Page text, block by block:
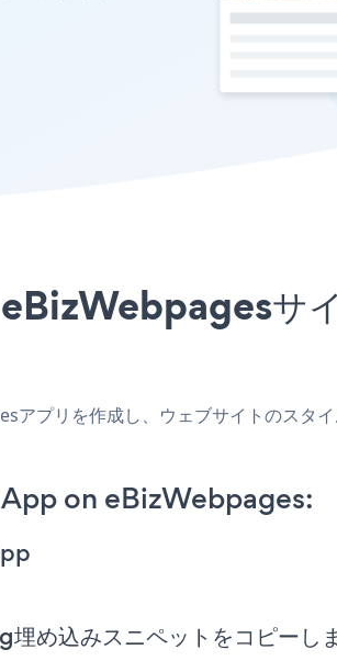
サイ
プリを作成し、ウェブサイトのスタ
on eBizWebpages:
込みスニペットをコピーし